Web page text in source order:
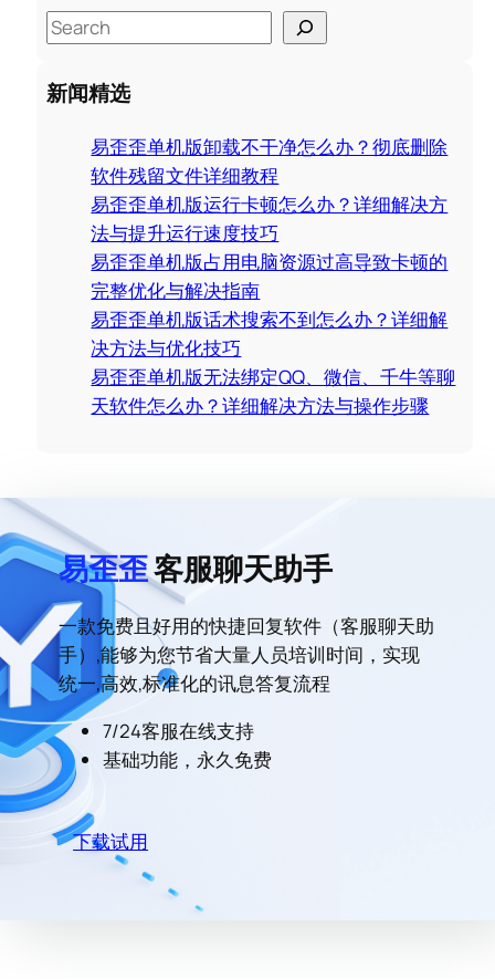
S
e
a
r
新闻精选
易歪歪单机版卸载不干净怎么办？彻底删除
软件残留文件详细教程
易歪歪单机版运行卡顿怎么办？详细解决方
法与提升运行速度技巧
易歪歪单机版占用电脑资源过高导致卡顿的
完整优化与解决指南
易歪歪单机版话术搜索不到怎么办？详细解
决方法与优化技巧
易歪歪单机版无法绑定QQ、微信、千牛等聊
天软件怎么办？详细解决方法与操作步骤
易歪歪客服聊天助手
一款免费且好用的快捷回复软件（客服聊天助
手）,能够为您节省大量人员培训时间，实现
统一,高效,标准化的讯息答复流程
7/24客服在线支持
基础功能，永久免费
下载试用